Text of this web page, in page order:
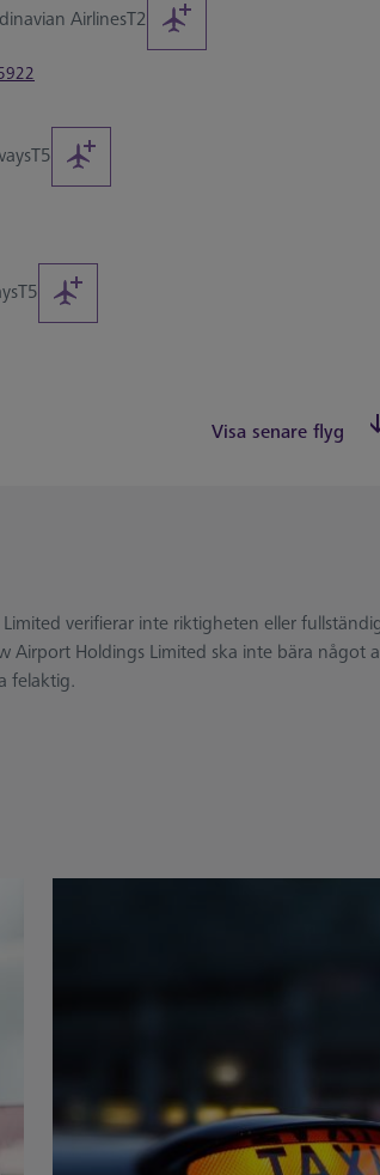
AirlinesT2
T5
T5
Visa senare flyg
verifierar inte riktigheten eller
Holdings Limited ska inte bära något
felaktig.